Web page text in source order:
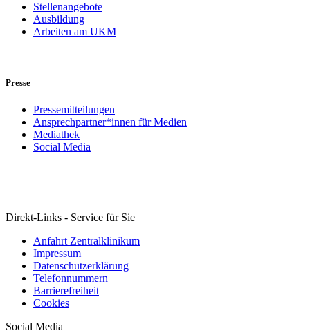
Stellenangebote
Ausbildung
Arbeiten am UKM
Presse
Pressemitteilungen
Ansprechpartner*innen für Medien
Mediathek
Social Media
Direkt-Links - Service für Sie
Anfahrt Zentralklinikum
Impressum
Datenschutzerklärung
Telefonnummern
Barrierefreiheit
Cookies
Social Media